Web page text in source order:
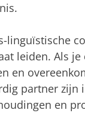
linguïstische
leiden. Als je
en
partner zijn
en